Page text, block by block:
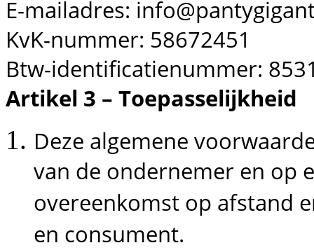
E-mailadres:
KvK-nummer: 58672451
Btw-identificatienummer:
Artikel 3 – Toepasselijkheid
Deze algemene
van de ondernemer en op
overeenkomst op afstand
en consument.